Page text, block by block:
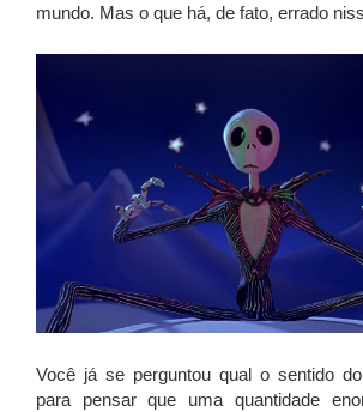
mundo. Mas o que há, de fato, errado
Você já se perguntou qual o sentido
para pensar que uma quantidade